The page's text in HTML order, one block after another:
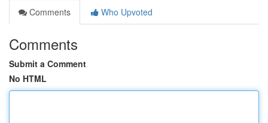
Comments
Who Upvoted
Comments
Submit a Comment
No HTML